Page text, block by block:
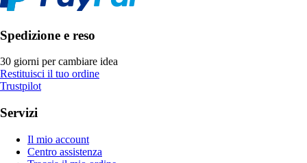
Spedizione e reso
30 giorni per cambiare idea
Restituisci il tuo ordine
Trustpilot
Servizi
Il mio account
Centro assistenza